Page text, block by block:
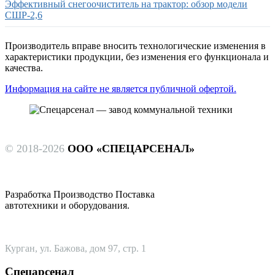
Эффективный снегоочиститель на трактор: обзор модели
СШР-2,6
Производитель вправе вносить технологические изменения в
характеристики продукции, без изменения его функционала и
качества.
Информация на сайте не является публичной офертой.
© 2018-2026 ООО «СПЕЦАРСЕНАЛ»
Разработка Производство Поставка
автотехники и оборудования.
Курган, ул. Бажова, дом 97, стр. 1
Спецарсенал